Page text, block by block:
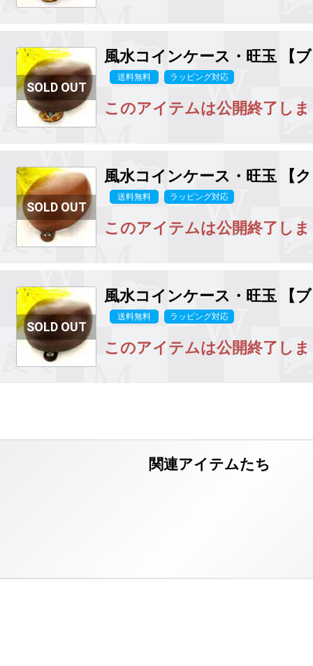
風水コインケース・旺玉 【
送料無料 ラッピング対応
このアイテムは公開終了し
風水コインケース・旺玉 【
送料無料 ラッピング対応
このアイテムは公開終了し
風水コインケース・旺玉 【
送料無料 ラッピング対応
このアイテムは公開終了し